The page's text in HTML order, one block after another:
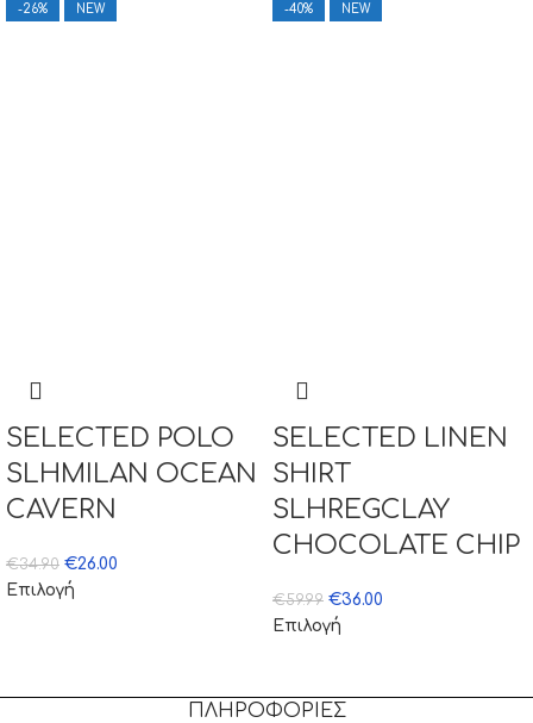
-26% NEW
SELECTED POLO
SLHMILAN OCEAN
CAVERN
€34.90 €26.00
Επιλογή
-40% NEW
SELECTED LINEN
SHIRT
SLHREGCLAY
CHOCOLATE CHIP
€59.99 €36.00
Επιλογή
ΠΛΗΡΟΦΟΡΙΕΣ